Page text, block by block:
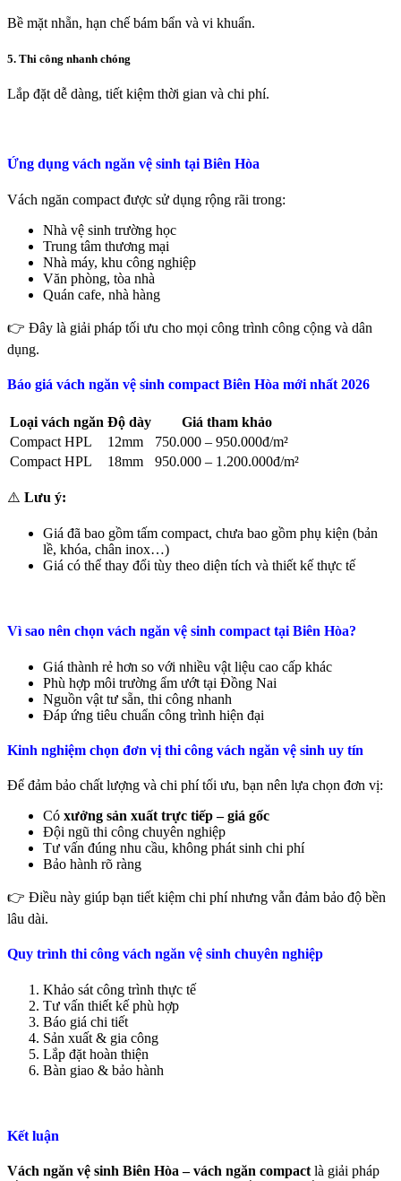
Bề mặt nhẵn, hạn chế bám bẩn và vi khuẩn.
5. Thi công nhanh chóng
Lắp đặt dễ dàng, tiết kiệm thời gian và chi phí.
Ứng dụng vách ngăn vệ sinh tại Biên Hòa
Vách ngăn compact được sử dụng rộng rãi trong:
Nhà vệ sinh trường học
Trung tâm thương mại
Nhà máy, khu công nghiệp
Văn phòng, tòa nhà
Quán cafe, nhà hàng
👉 Đây là giải pháp tối ưu cho mọi công trình công cộng và dân
dụng.
Báo giá vách ngăn vệ sinh compact Biên Hòa mới nhất 2026
Loại vách ngăn Độ dày
Giá tham khảo
Compact HPL
12mm
750.000 – 950.000đ/m²
Compact HPL
18mm 950.000 – 1.200.000đ/m²
⚠️ Lưu ý:
Giá đã bao gồm tấm compact, chưa bao gồm phụ kiện (bản
lề, khóa, chân inox…)
Giá có thể thay đổi tùy theo diện tích và thiết kế thực tế
Vì sao nên chọn vách ngăn vệ sinh compact tại Biên Hòa?
Giá thành rẻ hơn so với nhiều vật liệu cao cấp khác
Phù hợp môi trường ẩm ướt tại Đồng Nai
Nguồn vật tư sẵn, thi công nhanh
Đáp ứng tiêu chuẩn công trình hiện đại
Kinh nghiệm chọn đơn vị thi công vách ngăn vệ sinh uy tín
Để đảm bảo chất lượng và chi phí tối ưu, bạn nên lựa chọn đơn vị:
Có xưởng sản xuất trực tiếp – giá gốc
Đội ngũ thi công chuyên nghiệp
Tư vấn đúng nhu cầu, không phát sinh chi phí
Bảo hành rõ ràng
👉 Điều này giúp bạn tiết kiệm chi phí nhưng vẫn đảm bảo độ bền
lâu dài.
Quy trình thi công vách ngăn vệ sinh chuyên nghiệp
Khảo sát công trình thực tế
Tư vấn thiết kế phù hợp
Báo giá chi tiết
Sản xuất & gia công
Lắp đặt hoàn thiện
Bàn giao & bảo hành
Kết luận
Vách ngăn vệ sinh Biên Hòa – vách ngăn compact là giải pháp